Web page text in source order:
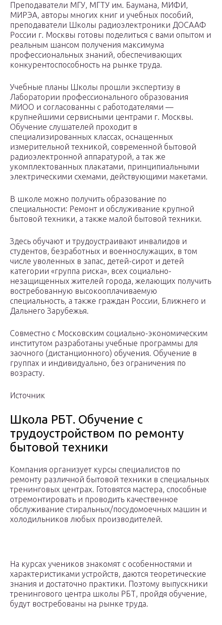
Преподаватели МГУ, МГТУ им. Баумана, МИФИ,
МИРЭА, авторы многих книг и учебных пособий,
преподаватели Школы радиоэлектроники ДОСААФ
России г. Москвы готовы поделиться с вами опытом и
реальным шансом получения максимума
профессиональных знаний, обеспечивающих
конкурентоспособность на рынке труда.
Учебные планы Школы прошли экспертизу в
Лаборатории профессионального образования
МИОО и согласованны с работодателями —
крупнейшими сервисными центрами г. Москвы.
Обучение слушателей проходит в
специализированных классах, оснащенных
измерительной техникой, современной бытовой
радиоэлектронной аппаратурой, а так же
укомплектованных плакатами, принципиальными
электрическими схемами, действующими макетами.
В школе можно получить образование по
специальности: Ремонт и обслуживание крупной
бытовой техники, а также малой бытовой техники.
Здесь обучают и трудоустраивают инвалидов и
студентов, безработных и военнослужащих, в том
числе уволенных в запас, детей-сирот и детей
категории «группа риска», всех социально-
незащищенных жителей города, желающих получить
востребованную высокооплачиваемую
специальность, а также граждан России, Ближнего и
Дальнего Зарубежья.
Совместно с Московским социально-экономическим
институтом разработаны учебные программы для
заочного (дистанционного) обучения. Обучение в
группах и индивидуально, без ограничения по
возрасту.
Источник
Школа РБТ. Обучение с
трудоустройством по ремонту
бытовой техники
Компания организует курсы специалистов по
ремонту различной бытовой техники в специальных
тренинговых центрах. Готовятся мастера, способные
отремонтировать и проводить качественное
обслуживание стиральных/посудомоечных машин и
холодильников любых производителей.
На курсах учеников знакомят с особенностями и
характеристиками устройств, даются теоретические
знания и достаточно практики. Поэтому выпускники
тренингового центра школы РБТ, пройдя обучение,
будут востребованы на рынке труда.